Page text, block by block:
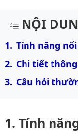
Mô tả chi
NỘI
Tính năng
Chi tiết
Câu hỏi
Tính